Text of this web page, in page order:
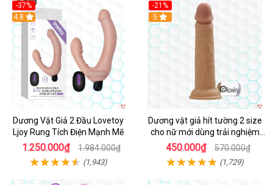
-37%
Hot
4.8
Dương Vật Giả 2 Đầu Lovetoy
Ljoy Rung Tích Điện Mạnh Mẽ
1.250.000₫ 1.984.000₫
(1,943)
-21%
Hot
5
Dương vật giả hít tường 2 size
cho nữ mới dùng trải nghiệm
thật
450.000₫ 570.000₫
(1,729)